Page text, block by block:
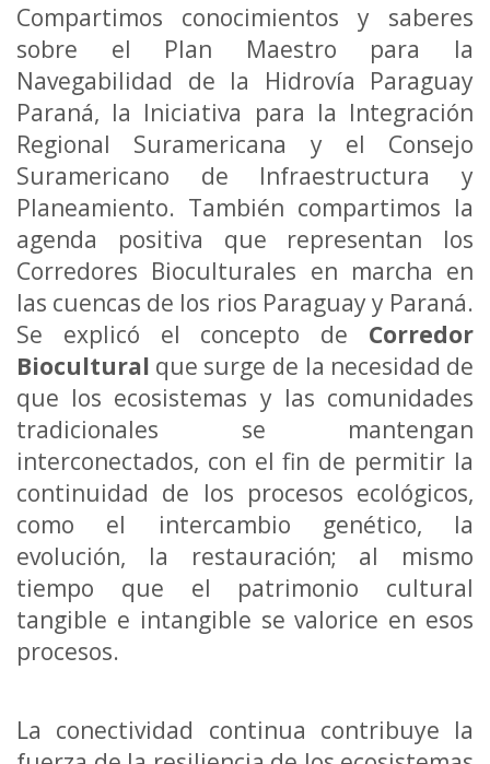
Compartimos conocimientos y saberes
sobre el Plan Maestro para la
Navegabilidad de la Hidrovía Paraguay
Paraná, la Iniciativa para la Integración
Regional Suramericana y el Consejo
Suramericano de Infraestructura y
Planeamiento. También compartimos la
agenda positiva que representan los
Corredores Bioculturales en marcha en
las cuencas de los rios Paraguay y Paraná.
Se explicó el concepto de Corredor
Biocultural que surge de la necesidad de
que los ecosistemas y las comunidades
tradicionales se mantengan
interconectados, con el fin de permitir la
continuidad de los procesos ecológicos,
como el intercambio genético, la
evolución, la restauración; al mismo
tiempo que el patrimonio cultural
tangible e intangible se valorice en esos
procesos.
La conectividad continua contribuye la